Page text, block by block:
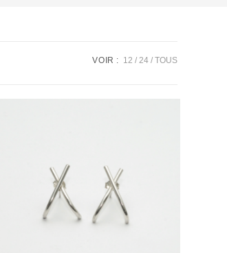
VOIR : 12 24 TOUS